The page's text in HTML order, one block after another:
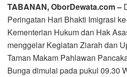
TABANAN, OborDewata.com –
Peringatan Hari Bhakti Imigrasi
Kementerian Hukum dan Hak
menggelar Kegiatan Ziarah dan
Taman Makam Pahlawan
Bunga dimulai pada pukul 09.30